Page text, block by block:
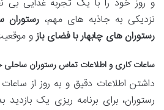
نزدیکی به جاذبه های مهم، رستوران
رستوران های چابهار با فضای بازو
ساعات کاری و اطلاعات تماسرستوران ساحلی
داشتن اطلاعات دقیق و به روز از
رستوران، برای برنامه ریزی یک